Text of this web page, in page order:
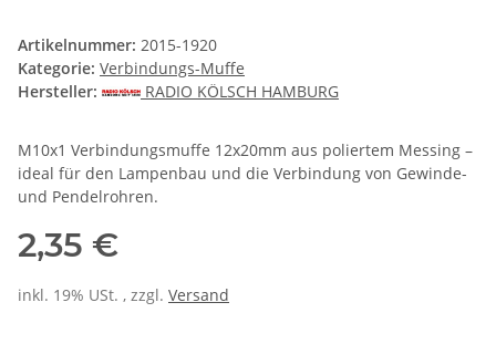
Artikelnummer: 2015-1920
Kategorie: Verbindungs-Muffe
Hersteller:
RADIO KÖLSCH HAMBURG
M10x1 Verbindungsmuffe 12x20mm aus poliertem Messing –
ideal für den Lampenbau und die Verbindung von Gewinde-
und Pendelrohren.
2,35 €
inkl. 19% USt. , zzgl. Versand